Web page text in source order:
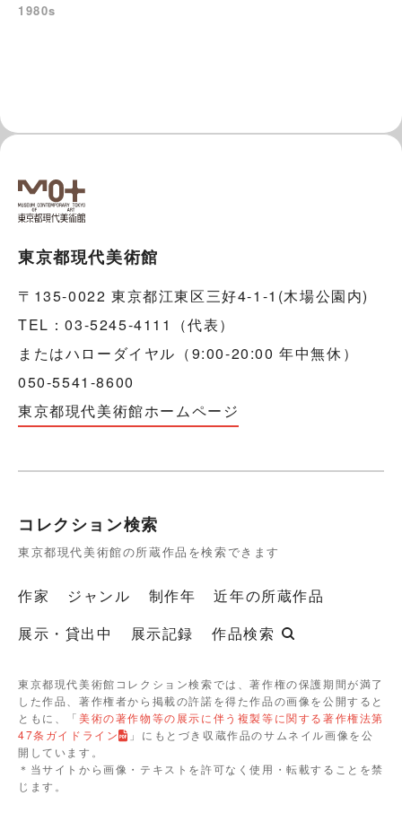
1980s
東京都現代美術館
〒135-0022 東京都江東区三好4-1-1(木場公園内)
TEL：03-5245-4111（代表）
またはハローダイヤル（9:00-20:00 年中無休）
050-5541-8600
東京都現代美術館ホームページ
コレクション検索
東京都現代美術館の所蔵作品を検索できます
作家 ジャンル 制作年
近年の所蔵作品
展示・貸出中
展示記録 作品検索
東京都現代美術館コレクション検索では、著作権の保護期間が満了
した作品、著作権者から掲載の許諾を得た作品の画像を公開すると
ともに、「美術の著作物等の展示に伴う複製等に関する著作権法第
47条ガイドライン
」にもとづき収蔵作品のサムネイル画像を公
開しています。
＊当サイトから画像・テキストを許可なく使用・転載することを禁
じます。